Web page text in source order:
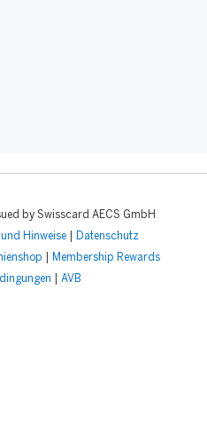
by Swisscard AECS GmbH
Hinweise| Datenschutz
Membership Rewards
AVB